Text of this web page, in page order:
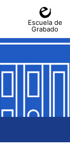
Escuela de
Grabado